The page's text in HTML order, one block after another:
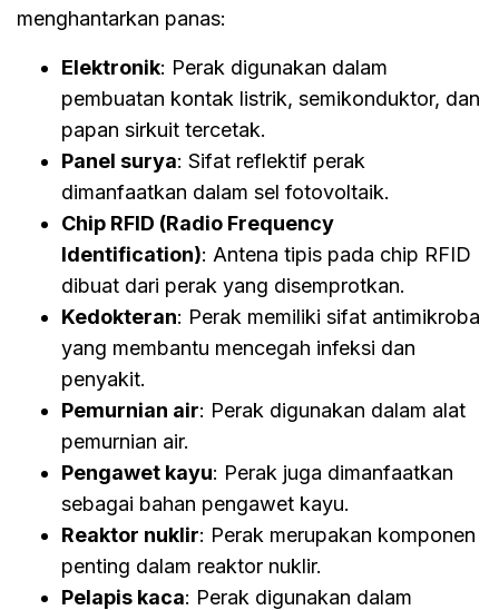
menghantarkan panas:
Elektronik: Perak digunakan dalam
pembuatan kontak listrik, semikonduktor, dan
papan sirkuit tercetak.
Panel surya: Sifat reflektif perak
dimanfaatkan dalam sel fotovoltaik.
Chip RFID (Radio Frequency
Identification): Antena tipis pada chip RFID
dibuat dari perak yang disemprotkan.
Kedokteran: Perak memiliki sifat antimikroba
yang membantu mencegah infeksi dan
penyakit.
Pemurnian air: Perak digunakan dalam alat
pemurnian air.
Pengawet kayu: Perak juga dimanfaatkan
sebagai bahan pengawet kayu.
Reaktor nuklir: Perak merupakan komponen
penting dalam reaktor nuklir.
Pelapis kaca: Perak digunakan dalam